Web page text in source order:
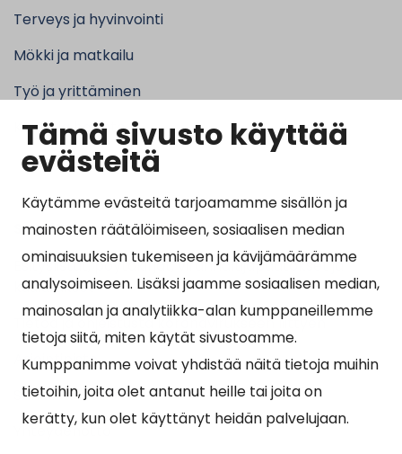
Tämä sivusto käyttää
evästeitä
Käytämme evästeitä tarjoamamme sisällön ja
mainosten räätälöimiseen, sosiaalisen median
ominaisuuksien tukemiseen ja kävijämäärämme
analysoimiseen. Lisäksi jaamme sosiaalisen median,
mainosalan ja analytiikka-alan kumppaneillemme
tietoja siitä, miten käytät sivustoamme.
Kumppanimme voivat yhdistää näitä tietoja muihin
tietoihin, joita olet antanut heille tai joita on
kerätty, kun olet käyttänyt heidän palvelujaan.
Terveys ja hyvinvointi
Mökki ja matkailu
Työ ja yrittäminen
Kunta ja hallinto
Suosituimmat sivut
Esityslistat, pöytäkirjat, viranhaltijapäätökset ja
kuulutukset
Tietoa ja ohjeistusta koronavirukseen liittyen
Asiointipiste
Sähköinen asiointi
Yhteydenotto